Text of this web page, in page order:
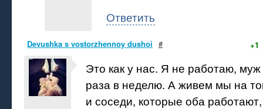
Ответить
Devushka s vostorzhennoy dushoi # +1
Это как у нас. Я не работаю, муж
раза в неделю. А живем мы на
и соседи, которые оба